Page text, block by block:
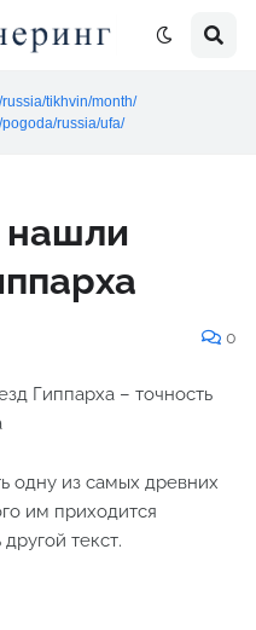
tikhvin/month/
russia/ufa/
нашли
0
Гиппарха – точность
одну из самых древних
им приходится
текст.